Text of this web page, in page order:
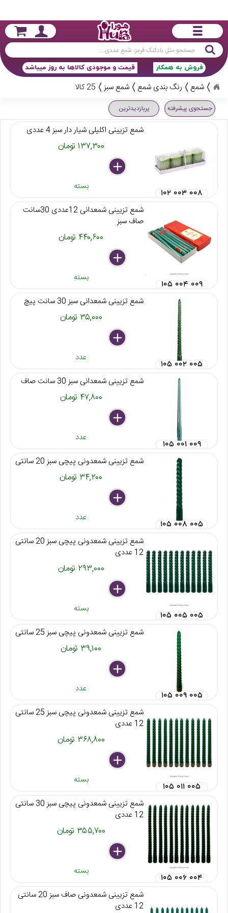
جستجو
قیمت و موجودی کالاها به روز میباشد فروش به همکار
شمع رنگ بندی شمع شمع سبز 25 کالا
جستجوی پیشرفته پربازدیدترین
شمع تزیینی اکلیلی شیار دار سبز 4 عددی
۱۳۷,۳۰۰ تومان
delete
remove
add
بسته
۱۰۲ ۰۰۳ ۰۰۸
شمع تزیینی شمعدانی 12عددی 30سانت
صاف سبز
۴۴۰,۶۰۰ تومان
delete
remove
add
بسته
۱۰۵ ۰۰۴ ۰۰۹
شمع تزیینی شمعدانی سبز 30 سانت پیچ
۳۵,۰۰۰ تومان
delete
remove
add
عدد
۱۰۵ ۰۰۲ ۰۰۵
شمع تزیینی شمعدانی سبز 30 سانت صاف
۴۷,۸۰۰ تومان
delete
remove
add
عدد
۱۰۵ ۰۰۱ ۰۰۹
شمع تزیینی شمعدونی پیچی سبز 20 سانتی
۳۴,۲۰۰ تومان
delete
remove
add
عدد
۱۰۵ ۰۰۸ ۰۰۵
شمع تزیینی شمعدونی پیچی سبز 20 سانتی
12 عددی
۲۹۳,۰۰۰ تومان
delete
remove
add
بسته
۱۰۵ ۰۰۵ ۰۰۵
شمع تزیینی شمعدونی پیچی سبز 25 سانتی
۳۹,۱۰۰ تومان
delete
remove
add
عدد
۱۰۵ ۰۰۹ ۰۰۵
شمع تزیینی شمعدونی پیچی سبز 25 سانتی
12 عددی
۳۶۸,۸۰۰ تومان
delete
remove
add
بسته
۱۰۵ ۰۱۱ ۰۰۵
شمع تزیینی شمعدونی پیچی سبز 30 سانتی
12 عددی
۳۵۵,۷۰۰ تومان
delete
remove
add
بسته
۱۰۵ ۰۰۶ ۰۰۴
شمع تزیینی شمعدونی صاف سبز 20 سانتی
12 عددی